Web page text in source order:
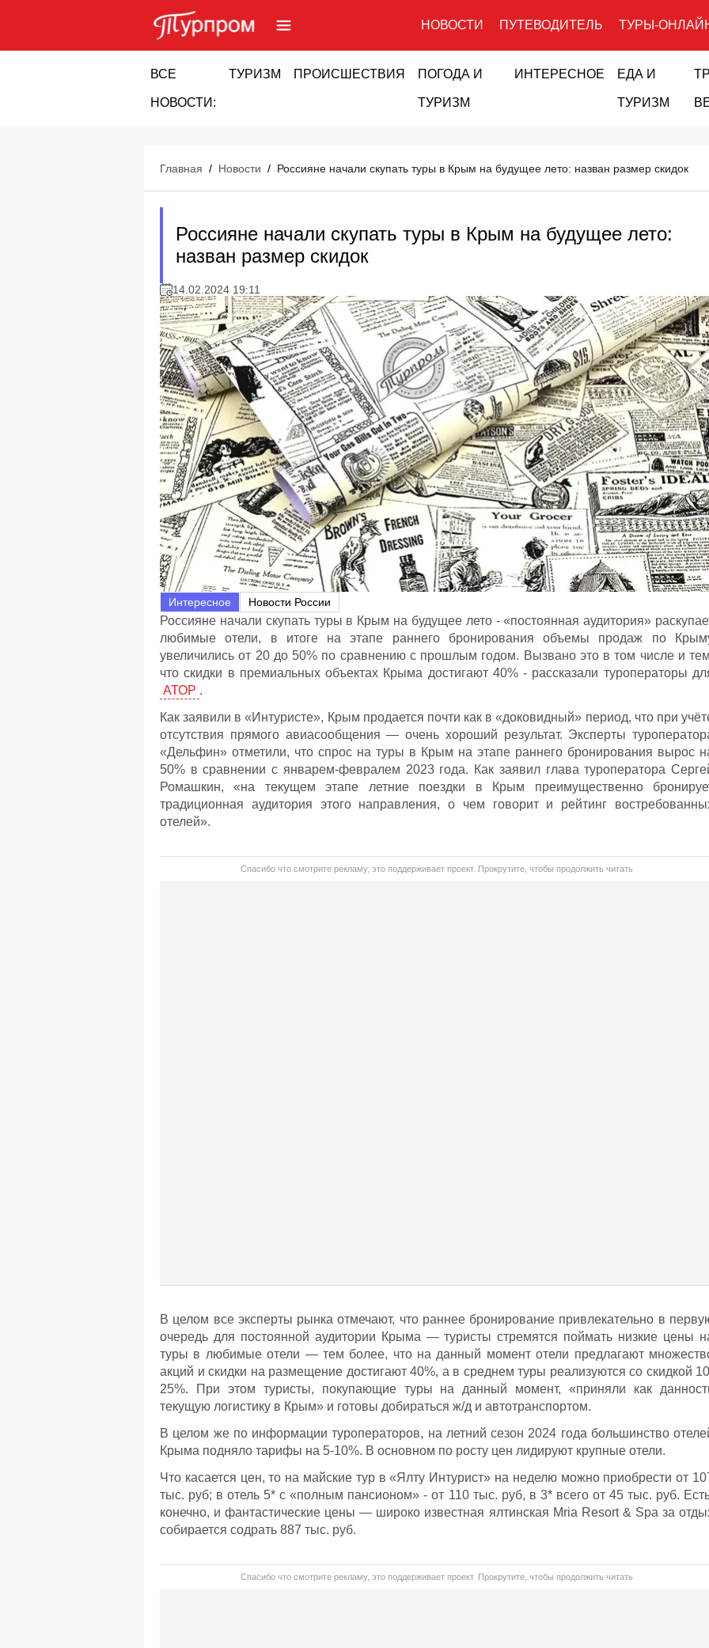
НОВОСТИ ПУТЕВОДИТЕЛЬ ТУРЫ-
ВСЕ
НОВОСТИ:
ТУРИЗМ ПРОИСШЕСТВИЯ ПОГОДА И
ТУРИЗМ
ИНТЕРЕСНОЕ ЕДА И
ТУРИЗМ
Главная / Новости / Россияне начали скупать туры в Крым на будущее лето: назван размер скидок
Россияне начали скупать туры в Крым на будущее лето:
назван размер скидок
14.02.2024 19:11
Интересное Новости России
Россияне начали скупать туры в Крым на будущее лето - «постоянная аудитория»
любимые отели, в итоге на этапе раннего бронирования объемы продаж по
увеличились от 20 до 50% по сравнению с прошлым годом. Вызвано это в том числе и
что скидки в премиальных объектах Крыма достигают 40% - рассказали туроператоры
АТОР .
Как заявили в «Интуристе», Крым продается почти как в «доковидный» период, что при
отсутствия прямого авиасообщения — очень хороший результат. Эксперты
«Дельфин» отметили, что спрос на туры в Крым на этапе раннего бронирования вырос
50% в сравнении с январем-февралем 2023 года. Как заявил глава туроператора
Ромашкин, «на текущем этапе летние поездки в Крым преимущественно
традиционная аудитория этого направления, о чем говорит и рейтинг
отелей».
Спасибо что смотрите рекламу, это поддерживает проект. Прокрутите, чтобы продолжить читать
В целом все эксперты рынка отмечают, что раннее бронирование привлекательно в
очередь для постоянной аудитории Крыма — туристы стремятся поймать низкие цены
туры в любимые отели — тем более, что на данный момент отели предлагают
акций и скидки на размещение достигают 40%, а в среднем туры реализуются со скидкой
25%. При этом туристы, покупающие туры на данный момент, «приняли как
текущую логистику в Крым» и готовы добираться ж/д и автотранспортом.
В целом же по информации туроператоров, на летний сезон 2024 года большинство
Крыма подняло тарифы на 5-10%. В основном по росту цен лидируют крупные отели.
Что касается цен, то на майские тур в «Ялту Интурист» на неделю можно приобрести от
тыс. руб; в отель 5* с «полным пансионом» - от 110 тыс. руб, в 3* всего от 45 тыс. руб.
конечно, и фантастические цены — широко известная ялтинская Mria Resort & Spa за
собирается содрать 887 тыс. руб.
Спасибо что смотрите рекламу, это поддерживает проект. Прокрутите, чтобы продолжить читать